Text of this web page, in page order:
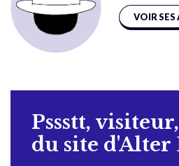
VOIR SES
Pssstt,
du site d'Alter